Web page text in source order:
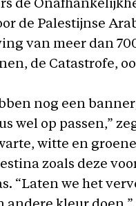
de
de Palestijnse
van meer dan
de Catastrofe,
nog een
wel op passen,”
witte en
zoals deze
“Laten we het